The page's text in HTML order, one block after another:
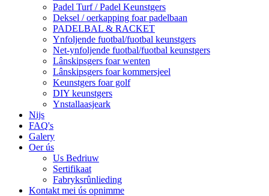
Padel Turf / Padel Keunstgers
Deksel / oerkapping foar padelbaan
PADELBAL & RACKET
Ynfoljende fuotbal/fuotbal keunstgers
Net-ynfoljende fuotbal/fuotbal keunstgers
Lânskipsgers foar wenten
Lânskipsgers foar kommersjeel
Keunstgers foar golf
DIY keunstgers
Ynstallaasjeark
Nijs
FAQ's
Galery
Oer ús
Us Bedriuw
Sertifikaat
Fabryksrûnlieding
Kontakt mei ús opnimme